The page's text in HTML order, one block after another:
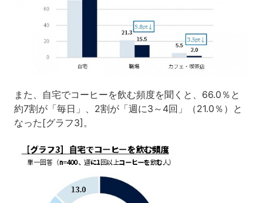
また、自宅でコーヒーを飲む頻度を聞くと、66.0％と
約7割が「毎日」、2割が「週に3～4回」（21.0％）と
なった[グラフ3]。